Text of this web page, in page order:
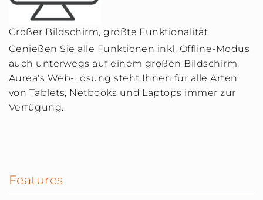
Großer Bildschirm, größte Funktionalität
Genießen Sie alle Funktionen inkl. Offline-Modus
auch unterwegs auf einem großen Bildschirm.
Aurea's Web-Lösung steht Ihnen für alle Arten
von Tablets, Netbooks und Laptops immer zur
Verfügung.
Features